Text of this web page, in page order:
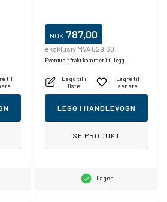
til
NOK 787,00
eksklusiv MVA 629,60
Eventuelt frakt kommer i tillegg.
Legg til i
liste
Lagre til
senere
LEGG I HANDLEVOGN
SE PRODUKT
Lager